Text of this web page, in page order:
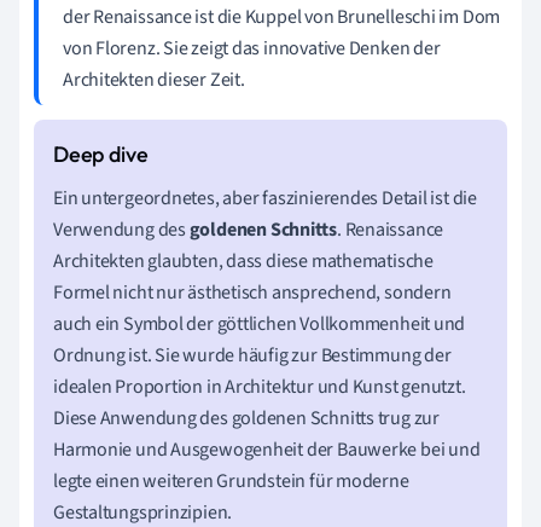
der Renaissance ist die Kuppel von Brunelleschi im Dom
von Florenz. Sie zeigt das innovative Denken der
Architekten dieser Zeit.
Ein untergeordnetes, aber faszinierendes Detail ist die
Verwendung desgoldenen Schnitts. Renaissance
Architekten glaubten, dass diese mathematische
Formel nicht nur ästhetisch ansprechend, sondern
auch ein Symbol der göttlichen Vollkommenheit und
Ordnung ist. Sie wurde häufig zur Bestimmung der
idealen Proportion in Architektur und Kunst genutzt.
Diese Anwendung des goldenen Schnitts trug zur
Harmonie und Ausgewogenheit der Bauwerke bei und
legte einen weiteren Grundstein für moderne
Gestaltungsprinzipien.